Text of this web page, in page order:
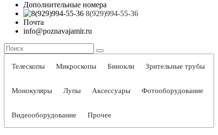
Дополнительные номера
8(929)994-55-36
Почта
info@poznavajamir.ru
Телескопы Микроскопы Бинокли Зрительные трубы
Монокуляры Лупы Аксессуары Фотооборудование
Видеооборудование Прочее